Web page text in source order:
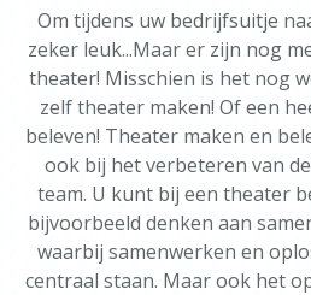
Om tijdens uw bedrijfsuitje
zeker leuk...Maar er zijn nog
theater! Misschien is het nog
zelf theater maken! Of een
beleven! Theater maken en
ook bij het verbeteren van
team. U kunt bij een theater
bijvoorbeeld denken aan
waarbij samenwerken en
centraal staan. Maar ook het